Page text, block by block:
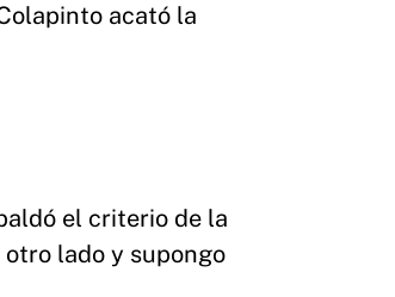
acató la
el criterio de la
lado y supongo